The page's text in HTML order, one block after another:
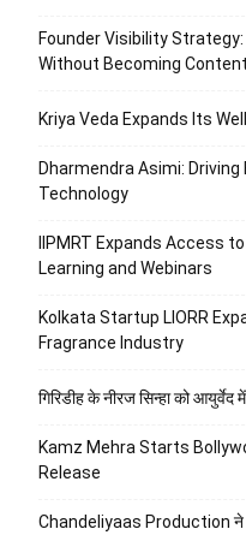
Founder Visibility
Without Becoming
Kriya Veda Expands Its
Dharmendra Asimi:
Technology
IIPMRT Expands Access
Learning and Webinars
Kolkata Startup LIORR
Fragrance Industry
गिरिडीह के नीरज सिन्हा को आयुर्वेद
Kamz Mehra Starts
Release
Chandeliyaas Production ने